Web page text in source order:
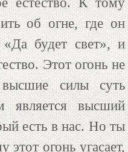
об огне, где он
будет свет», и
Этот огонь не
силы суть
является высший
есть в нас. Но ты
огонь угасает,